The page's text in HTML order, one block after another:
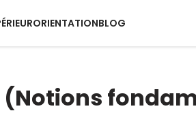
ORIENTATIONBLOG
(Notions